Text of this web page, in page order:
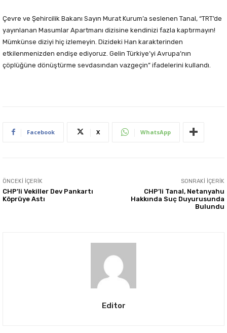
Çevre ve Şehircilik Bakanı Sayın Murat Kurum’a seslenen Tanal, “TRT’de
yayınlanan Masumlar Apartmanı dizisine kendinizi fazla kaptırmayın!
Mümkünse diziyi hiç izlemeyin. Dizideki Han karakterinden
etkilenmenizden endişe ediyoruz. Gelin Türkiye’yi Avrupa’nın
çöplüğüne dönüştürme sevdasından vazgeçin” ifadelerini kullandı.
Facebook X WhatsApp
ÖNCEKI İÇERIK
CHP’li Vekiller Dev Pankartı
Köprüye Astı
SONRAKI İÇERIK
CHP’li Tanal, Netanyahu
Hakkında Suç Duyurusunda
Bulundu
Editor